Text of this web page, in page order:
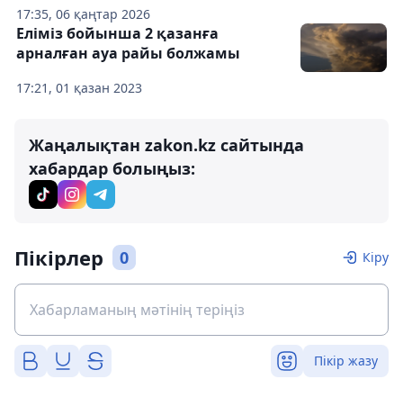
17:35, 06 қаңтар 2026
17:21, 01 қазан 2023
Еліміз бойынша 2 қазанға
арналған ауа райы болжамы
Жаңалықтан zakon.kz сайтында
хабардар болыңыз:
Пікірлер 0 Кіру
Пікір жазу